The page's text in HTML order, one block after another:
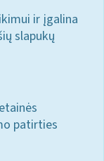
ir įgalina
slapukų
patirties